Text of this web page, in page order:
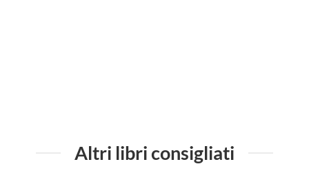
Altri libri consigliati